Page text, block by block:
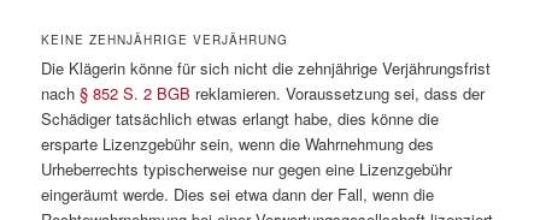
KEINE ZEHNJÄHRIGE VERJÄHRUNG
Die Klägerin könne für sich nicht die zehnjährige Verjährungsfrist
nach§ 852 S. 2 BGB reklamieren. Voraussetzung sei, dass der
Schädiger tatsächlich etwas erlangt habe, dies könne die
ersparte Lizenzgebühr sein, wenn die Wahrnehmung des
Urheberrechts typischerweise nur gegen eine Lizenzgebühr
eingeräumt werde. Dies sei etwa dann der Fall, wenn die